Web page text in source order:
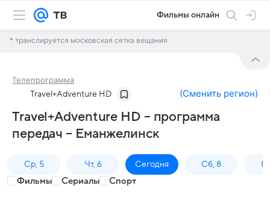
Фильмы онлайн
* транслируется московская сетка вещания
Телепрограмма
Travel+Adventure HD (Сменить регион)
Travel+Adventure HD – программа
передач – Еманжелинск
Ср, 5 Чт, 6 Сегодня Сб, 8
Фильмы Сериалы Спорт